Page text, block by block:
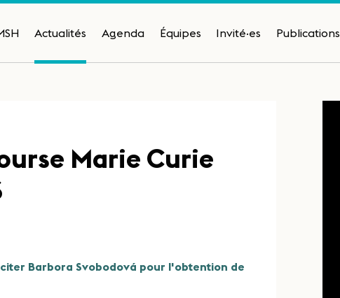
Actualités Agenda Équipes Invité·es Publications
Marie Curie
Barbora Svobodová pour l'obtention de